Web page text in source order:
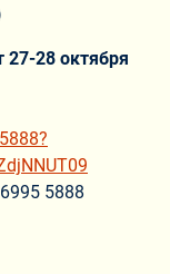
28 октября
5888